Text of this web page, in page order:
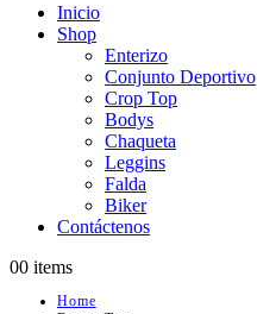
Inicio
Shop
Enterizo
Conjunto Deportivo
Crop Top
Bodys
Chaqueta
Leggins
Falda
Biker
Contáctenos
00 items
Home